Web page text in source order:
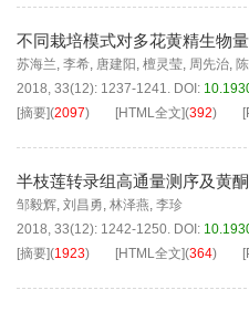
不同栽培模式对多花黄精生物
苏海兰, 李希, 唐建阳 , 檀灵莹, 周先治,
2018, 33(12): 1237-1241. DOI:
[摘要](2097) [HTML全文](392)
半枝莲转录组高通量测序及黄
邹毅辉, 刘昌勇, 林泽燕, 李珍
2018, 33(12): 1242-1250. DOI:
[摘要](1923) [HTML全文](364)